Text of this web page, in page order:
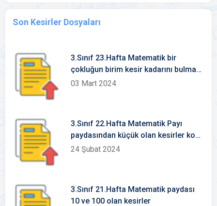
Son Kesirler Dosyaları
3.Sınıf 23.Hafta Matematik bir
çokluğun birim kesir kadarını bulma
konu etkinlikleri
03 Mart 2024
3.Sınıf 22.Hafta Matematik Payı
paydasından küçük olan kesirler konu
etkinlikleri
24 Şubat 2024
3.Sınıf 21.Hafta Matematik paydası
10 ve 100 olan kesirler